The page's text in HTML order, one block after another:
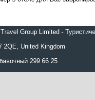
Group Limited -
2QE, United Kingdom
299 66 25